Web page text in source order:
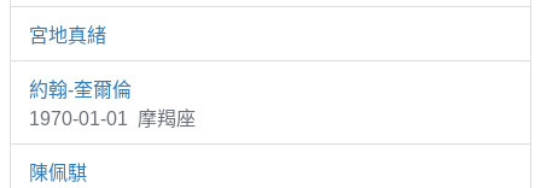
宮地真緒
約翰-奎爾倫
1970-01-01 摩羯座
陳佩騏